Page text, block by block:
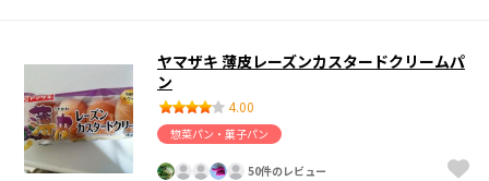
ヤマザキ 薄皮レーズンカスタードクリームパ
ン
4.00
惣菜パン・菓子パン
50件のレビュー